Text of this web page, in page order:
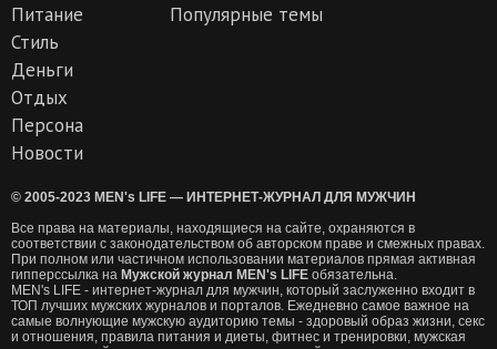
Питание
Стиль
Деньги
Отдых
Персона
Новости
Популярные темы
© 2005-2023 MEN's LIFE — ИНТЕРНЕТ-ЖУРНАЛ ДЛЯ МУЖЧИН
Все права на материалы, находящиеся на сайте, охраняются в
соответствии с законодательством об авторском праве и смежных правах.
При полном или частичном использовании материалов прямая активная
гипперссылка на Мужской журнал MEN's LIFE обязательна.
MEN's LIFE - интернет-журнал для мужчин, который заслуженно входит в
ТОП лучших мужских журналов и порталов. Ежедневно самое важное на
самые волнующие мужскую аудиторию темы - здоровый образ жизни, секс
и отношения, правила питания и диеты, фитнес и тренировки, мужская